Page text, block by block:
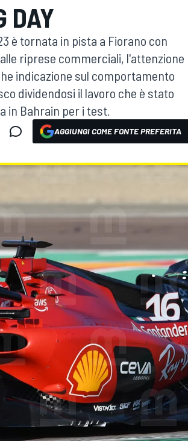
DAY
è tornata in pista a Fiorano con
riprese commerciali, l'attenzione
indicazione sul comportamento
dividendosi il lavoro che è stato
in Bahrain per i test.
AGGIUNGI COME FONTE PREFERITA